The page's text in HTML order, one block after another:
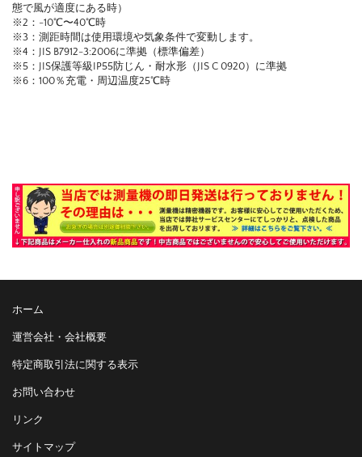
態で風が適度にある時）
※2：-10℃〜40℃時
※3：測距時間は使用環境や気象条件で変動します。
※4：JIS B7912-3:2006に準拠（標準偏差）
※5：JIS保護等級IP55防じん・耐水形（JIS C 0920）に準拠
※6：100％充電・周辺温度25℃時
ホーム
運営会社・会社概要
特定商取引法に関する表示
お問い合わせ
リンク
サイトマップ